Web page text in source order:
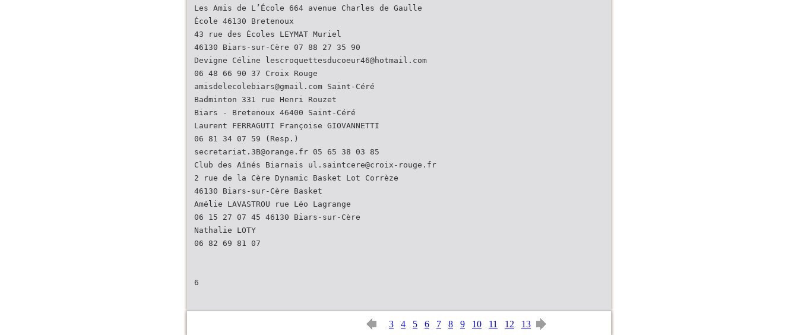
Les Amis de L’École 664 avenue Charles de Gaulle
École 46130 Bretenoux
43 rue des Écoles LEYMAT Muriel
46130 Biars-sur-Cère 07 88 27 35 90
Devigne Céline lescroquettesducoeur46@hotmail.com
06 48 66 90 37 Croix Rouge
amisdelecolebiars@gmail.com Saint-Céré
Badminton 331 rue Henri Rouzet
Biars - Bretenoux 46400 Saint-Céré
Laurent FERRAGUTI Françoise GIOVANNETTI
06 81 34 07 59 (Resp.)
secretariat.3B@orange.fr 05 65 38 03 85
Club des Aînés Biarnais ul.saintcere@croix-rouge.fr
2 rue de la Cère Dynamic Basket Lot Corrèze
46130 Biars-sur-Cère Basket
Amélie LAVASTROU rue Léo Lagrange
06 15 27 07 45 46130 Biars-sur-Cère
Nathalie LOTY
06 82 69 81 07
6
3 4 5 6 7 8 9 10 11 12 13